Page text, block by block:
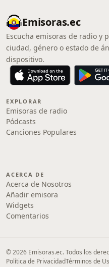
Emisoras.ec
Escucha emisoras de radio y
ciudad, género o estado de
dispositivo.
EXPLORAR
Emisoras de radio
Pódcasts
Canciones Populares
ACERCA DE
Acerca de Nosotros
Añadir emisora
Widgets
Comentarios
© 2026 Emisoras.ec. Todos los
Política de PrivacidadTérminos de